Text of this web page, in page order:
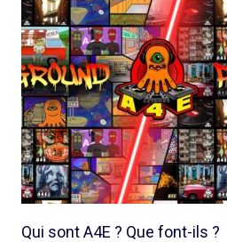
Qui sont A4E ? Que font-ils ?